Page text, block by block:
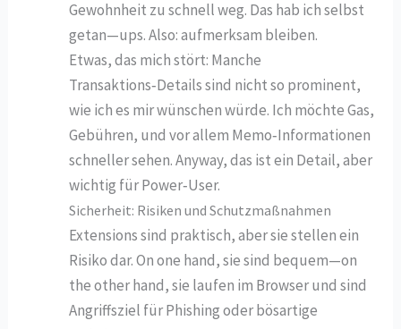
Gewohnheit zu schnell weg. Das hab ich selbst
getan—ups. Also: aufmerksam bleiben.
Etwas, das mich stört: Manche
Transaktions‑Details sind nicht so prominent,
wie ich es mir wünschen würde. Ich möchte Gas,
Gebühren, und vor allem Memo‑Informationen
schneller sehen. Anyway, das ist ein Detail, aber
wichtig für Power‑User.
Sicherheit: Risiken und Schutzmaßnahmen
Extensions sind praktisch, aber sie stellen ein
Risiko dar. On one hand, sie sind bequem—on
the other hand, sie laufen im Browser und sind
Angriffsziel für Phishing oder bösartige